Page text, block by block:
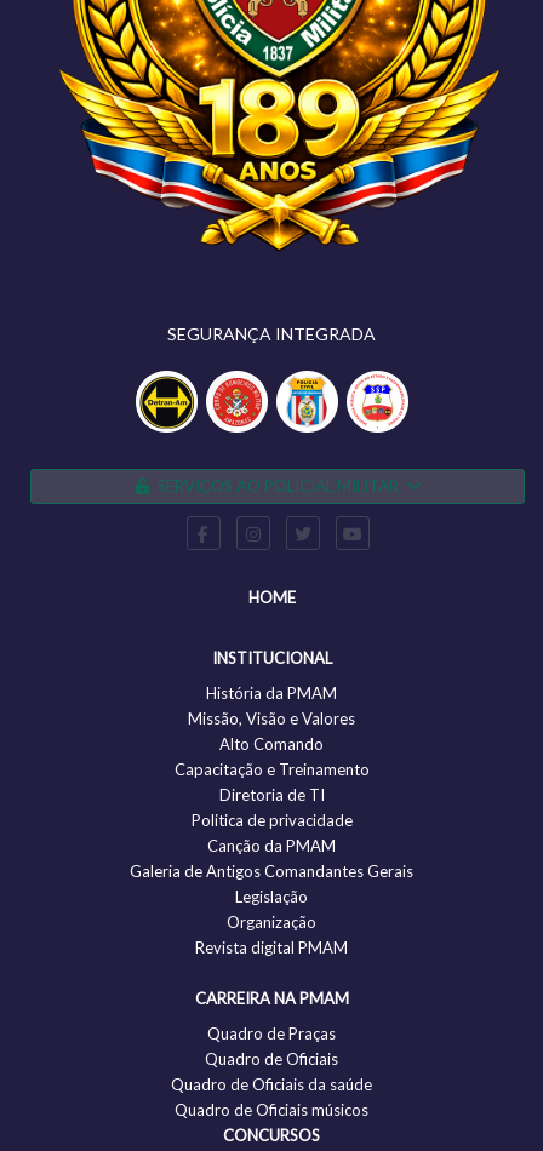
SEGURANÇA INTEGRADA
SERVIÇOS AO POLICIAL MILITAR
HOME
INSTITUCIONAL
História da PMAM
Missão, Visão e Valores
Alto Comando
Capacitação e Treinamento
Diretoria de TI
Politica de privacidade
Canção da PMAM
Galeria de Antigos Comandantes Gerais
Legislação
Organização
Revista digital PMAM
CARREIRA NA PMAM
Quadro de Praças
Quadro de Oficiais
Quadro de Oficiais da saúde
Quadro de Oficiais músicos
CONCURSOS